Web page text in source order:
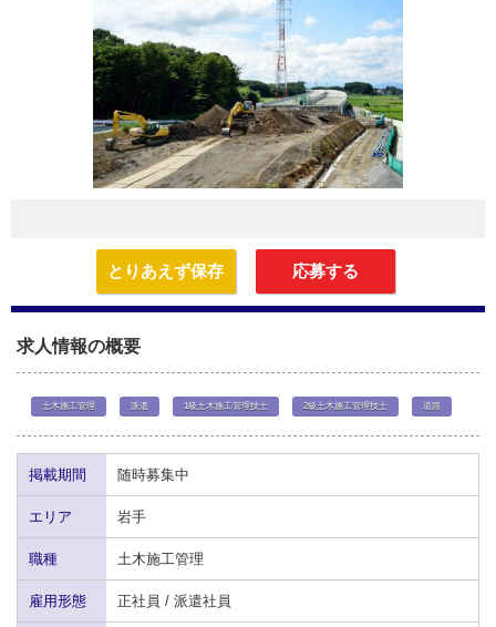
とりあえず保存 応募する
求人情報の概要
土木施工管理 派遣 1級土木施工管理技士 2級土木施工管理技士 道路
掲載期間 随時募集中
エリア 岩手
職種 土木施工管理
雇用形態 正社員 / 派遣社員